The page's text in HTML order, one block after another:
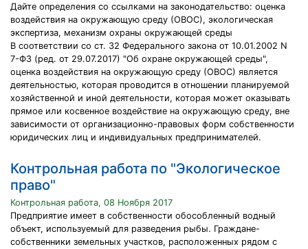
Дайте определения со ссылками на законодательство: оценка
воздействия на окружающую среду (ОВОС), экологическая
экспертиза, механизм охраны окружающей среды
В соответствии со ст. 32 Федерального закона от 10.01.2002 N
7-ФЗ (ред. от 29.07.2017) "Об охране окружающей среды",
оценка воздействия на окружающую среду (ОВОС) является
деятельностью, которая проводится в отношении планируемой
хозяйственной и иной деятельности, которая может оказывать
прямое или косвенное воздействие на окружающую среду, вне
зависимости от организационно-правовых форм собственности
юридических лиц и индивидуальных предпринимателей.
Контрольная работа по "Экологическое
право"
Контрольная работа, 08 Ноября 2017
Предприятие имеет в собственности обособленный водный
объект, используемый для разведения рыбы. Граждане-
собственники земельных участков, расположенных рядом с